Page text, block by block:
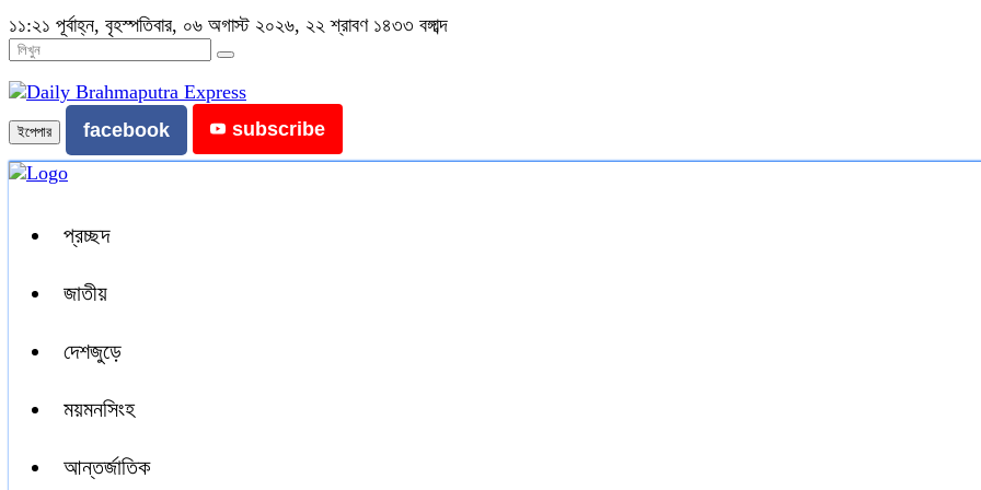
১১:২১ পূর্বাহ্ন, বৃহস্পতিবার, ০৬ অগাস্ট ২০২৬, ২২ শ্রাবণ ১৪৩৩ বঙ্গাব্দ
ইপেপার facebook subscribe
প্রচ্ছদ
জাতীয়
দেশজুড়ে
ময়মনসিংহ
আন্তর্জাতিক